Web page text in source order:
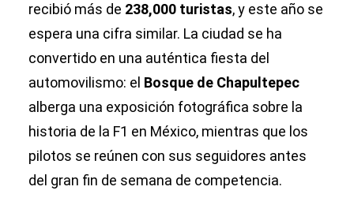
recibió más de 238,000 turistas, y este año se
espera una cifra similar. La ciudad se ha
convertido en una auténtica fiesta del
automovilismo: el Bosque de Chapultepec
alberga una exposición fotográfica sobre la
historia de la F1 en México, mientras que los
pilotos se reúnen con sus seguidores antes
del gran fin de semana de competencia.